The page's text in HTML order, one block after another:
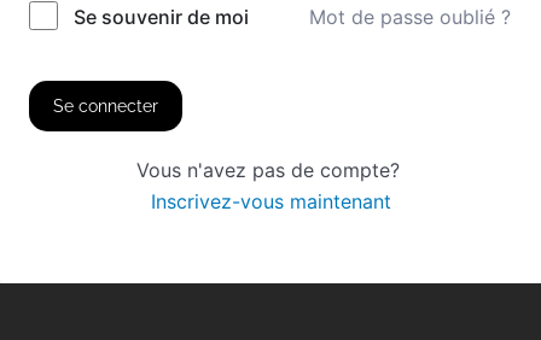
Se souvenir de moi
Mot de passe oublié ?
Se connecter
Vous n'avez pas de compte?
Inscrivez-vous maintenant